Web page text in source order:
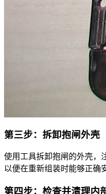
第三步：拆卸抱闸外壳
使用工具拆卸抱闸的外壳，
以便在重新组装时能够正确
第四步：检查并清理内